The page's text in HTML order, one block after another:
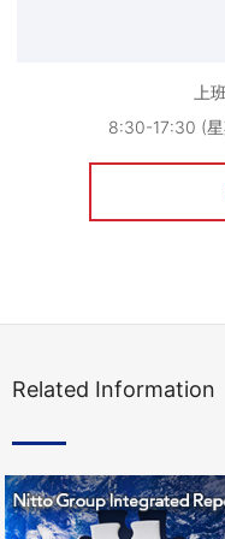
上
8:30-17:30 (星
Related Information